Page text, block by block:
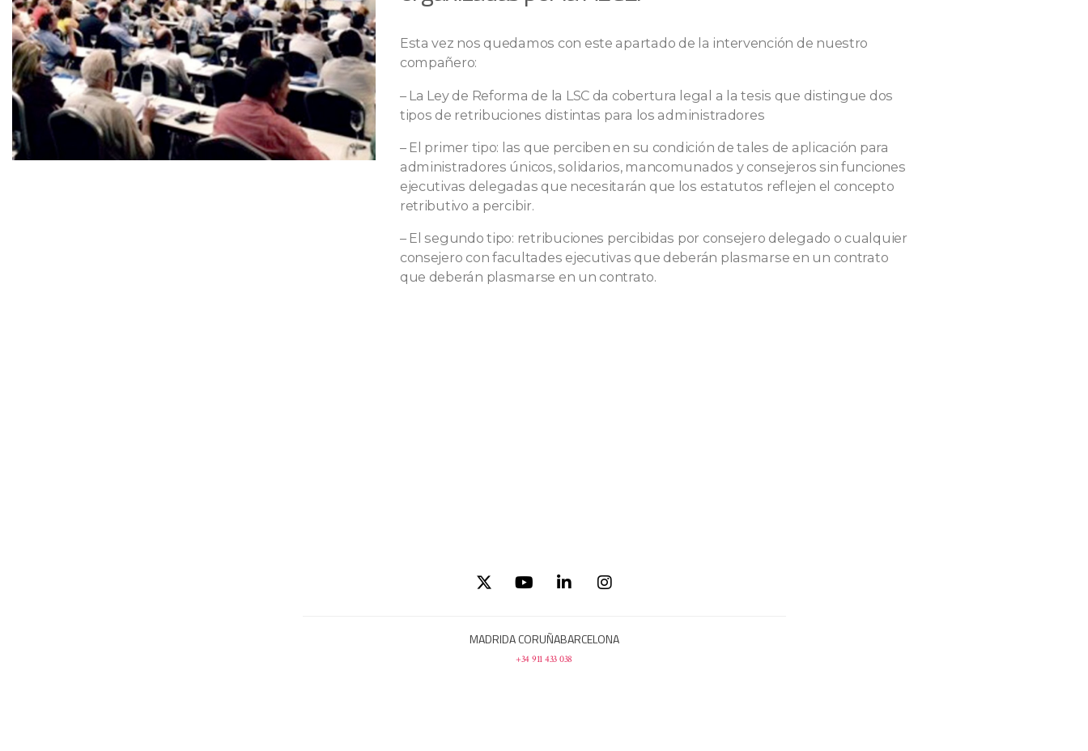
Esta vez nos quedamos con este apartado de la intervención de nuestro
compañero:
– La Ley de Reforma de la LSC da cobertura legal a la tesis que distingue dos
tipos de retribuciones distintas para los administradores
– El primer tipo: las que perciben en su condición de tales de aplicación para
administradores únicos, solidarios, mancomunados y consejeros sin funciones
ejecutivas delegadas que necesitarán que los estatutos reflejen el concepto
retributivo a percibir.
– El segundo tipo: retribuciones percibidas por consejero delegado o cualquier
consejero con facultades ejecutivas que deberán plasmarse en un contrato
que deberán plasmarse en un contrato.
MADRIDA CORUÑABARCELONA
+34 911 433 038